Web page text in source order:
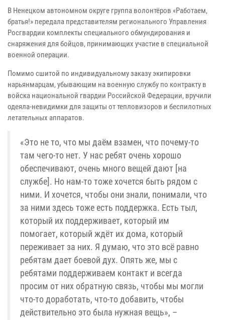
В Ненецком автономном округе группа волонтёров «Работаем,
братья!» передала представителям регионального Управления
Росгвардии комплекты специального обмундирования и
снаряжения для бойцов, принимающих участие в специальной
военной операции.
Помимо сшитой по индивидуальному заказу экипировки
нарьянмарцам, убывающим на военную службу по контракту в
войска национальной гвардии Российской Федерации, вручили
одеяла-невидимки для защиты от тепловизоров и беспилотных
летательных аппаратов.
«Это не то, что мы даём взамен, что почему-то
там чего-то нет. У нас ребят очень хорошо
обеспечивают, очень много вещей дают [на
службе]. Но нам-то тоже хочется быть рядом с
ними. И хочется, чтобы они знали, понимали, что
за ними здесь тоже есть поддержка. Есть тыл,
который их поддерживает, который им
помогает, который ждёт их дома, который
переживает за них. Я думаю, что это всё равно
ребятам дает боевой дух. Опять же, мы с
ребятами поддерживаем контакт и всегда
просим от них обратную связь, чтобы мы могли
что-то доработать, что-то добавить, чтобы
действительно это была нужная вещь», –